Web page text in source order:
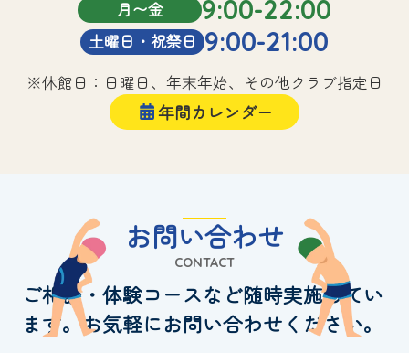
月〜金 9:00-22:00
土曜日・祝祭日 9:00-21:00
※休館日：日曜日、年末年始、その他クラブ指定日
年間カレンダー
お問い合わせ
CONTACT
ご相談・体験コースなど随時実施してい
ます。お気軽にお問い合わせください。